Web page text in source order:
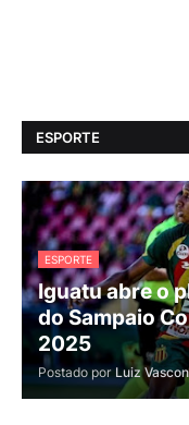
ESPORTE
ESPORTE
Iguatu abre o
do Sampaio
2025
Postado por Luiz